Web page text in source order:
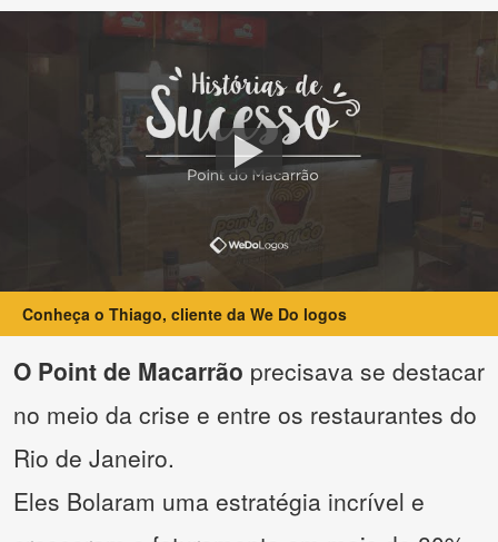
Conheça o Thiago, cliente da We Do logos
O Point de Macarrão precisava se destacar
no meio da crise e entre os restaurantes do
Rio de Janeiro.
Eles Bolaram uma estratégia incrível e